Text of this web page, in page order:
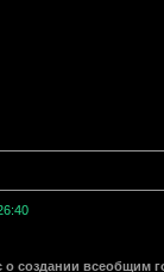
создании всеобщим